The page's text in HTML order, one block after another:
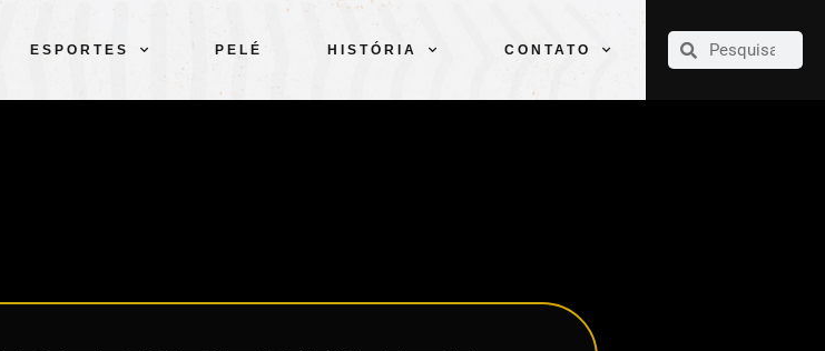
ESPORTES PELÉ HISTÓRIA CONTATO
CLUBE